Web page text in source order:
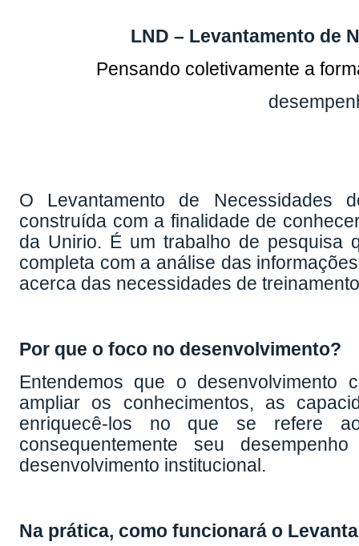
LND – Levantamento de
Pensando coletivamente a
O Levantamento de Necessidades
construída com a finalidade de
da Unirio. É um trabalho de pesquisa
completa com a análise das
acerca das necessidades de
Por que o foco no desenvolvimento?
Entendemos que o desenvolvimento
ampliar os conhecimentos, as
enriquecê-los no que se refere
consequentemente seu
desenvolvimento institucional.
Na prática, como funcionará o